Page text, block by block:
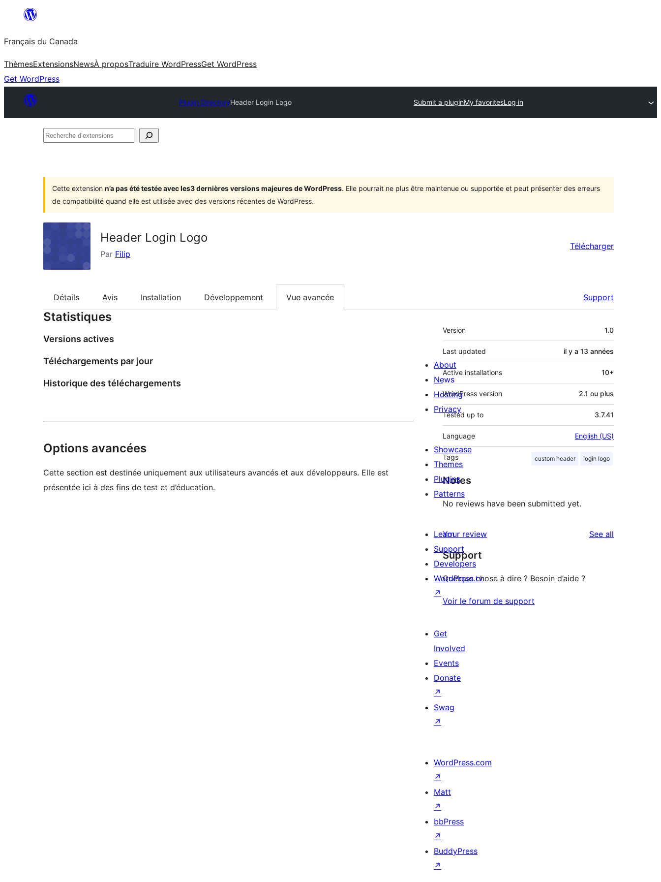
contenu
Français du Canada
ThèmesExtensionsNewsÀ proposTraduire WordPressGet WordPress
Get WordPress
Plugin DirectoryHeader Login Logo Submit a pluginMy favoritesLog in
Recherche
Cette extension n’a pas été testée avec les3 dernières versions majeures de WordPress. Elle pourrait ne plus être maintenue ou supportée et peut présenter des erreurs
de compatibilité quand elle est utilisée avec des versions récentes de WordPress.
Header Login Logo
Par Filip
Télécharger
Détails Avis Installation Développement Vue avancée Support
Statistiques
Versions actives
Téléchargements par jour
Historique des téléchargements
Options avancées
Cette section est destinée uniquement aux utilisateurs avancés et aux développeurs. Elle est
présentée ici à des fins de test et d’éducation.
Méta
Version 1.0
Last updated il y a 13 années
Active installations 10+
WordPress version 2.1 ou plus
Tested up to 3.7.41
Language English (US)
Tags custom header login logo
Notes
No reviews have been submitted yet.
Your review See all
Support
Quelque chose à dire ? Besoin d’aide ?
Voir le forum de support
About
News
Hosting
Privacy
Showcase
Themes
Plugins
Patterns
Learn
Support
Developers
WordPress.tv
↗
Get
Involved
Events
Donate
↗
Swag
↗
WordPress.com
↗
Matt
↗
bbPress
↗
BuddyPress
↗